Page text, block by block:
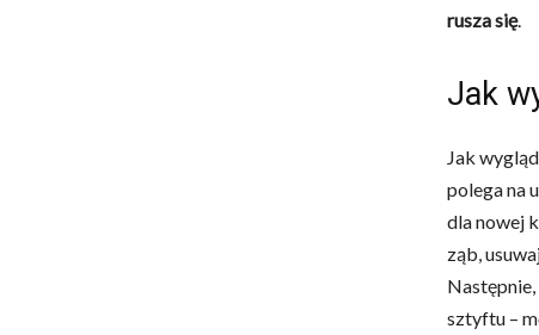
rusza się.
Jak
Jak
polega na
dla nowej
ząb,
sztyftu –